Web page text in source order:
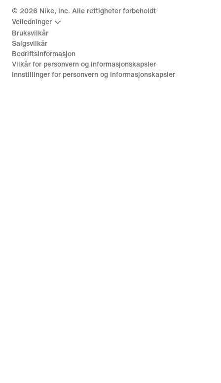
© 2026 Nike, Inc. Alle rettigheter forbeholdt
Veiledninger
Bruksvilkår
Salgsvilkår
Bedriftsinformasjon
Vilkår for personvern og informasjonskapsler
Innstillinger for personvern og informasjonskapsler